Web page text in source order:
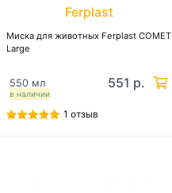
Ferplast
Миска для животных Ferplast COMET
Large
в наличии
550 мл 551 р.
1 отзыв